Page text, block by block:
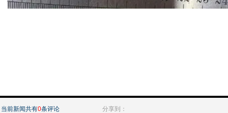
当前新闻共有0条评论 分享到：